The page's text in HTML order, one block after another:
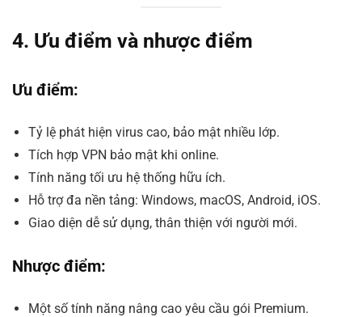
4. Ưu điểm và nhược điểm
Ưu điểm:
Tỷ lệ phát hiện virus cao, bảo mật nhiều lớp.
Tích hợp VPN bảo mật khi online.
Tính năng tối ưu hệ thống hữu ích.
Hỗ trợ đa nền tảng: Windows, macOS, Android, iOS.
Giao diện dễ sử dụng, thân thiện với người mới.
Nhược điểm:
Một số tính năng nâng cao yêu cầu gói Premium.